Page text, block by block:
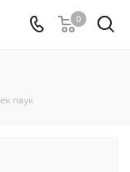
0
паук